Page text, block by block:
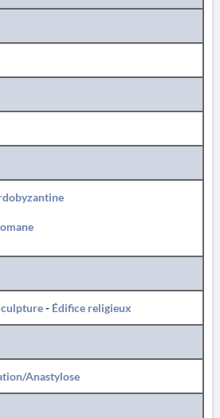
- Édifice religieux
Anastylose